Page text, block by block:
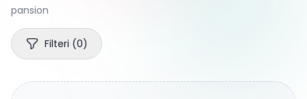
pansion
Filteri (0)